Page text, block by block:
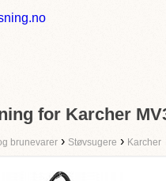
for Karcher
brunevarer › Støvsugere › Karcher